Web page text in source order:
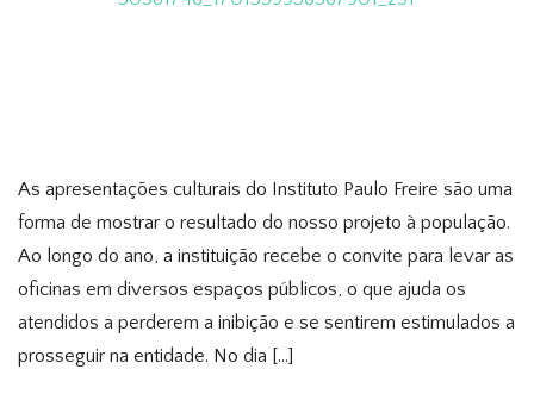
As apresentações culturais do Instituto Paulo Freire são uma
forma de mostrar o resultado do nosso projeto à população.
Ao longo do ano, a instituição recebe o convite para levar as
oficinas em diversos espaços públicos, o que ajuda os
atendidos a perderem a inibição e se sentirem estimulados a
prosseguir na entidade. No dia […]